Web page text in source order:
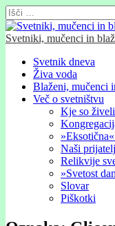
Išči:
Svetniki, mučenci in
Glavni
meni
Skip
content
Svetnik dneva
Živa voda
Blaženi, mučenci
Več o svetništvu
Kje so
Naši
Relikvije
»Svetost
Slovar
Piškotki